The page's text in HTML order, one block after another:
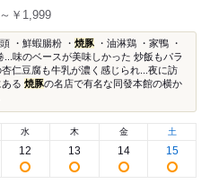
￥1,999
・鮮蝦腸粉 ・ 焼豚 ・油淋鶏 ・家鴨 ・
味のベースが美味しかった 炒飯もパラ
仁豆腐も牛乳が濃く感じられ...夜に訪
る 焼豚の名店で有名な同發本館の横か
水
12
木
13
金
14
土
15